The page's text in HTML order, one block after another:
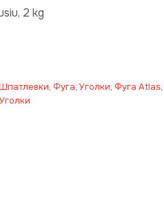
2 kg
Фуга, Уголки, Фуга Atlas,